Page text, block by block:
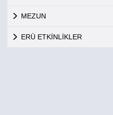
MEZUN
ERÜ ETKİNLİKLER